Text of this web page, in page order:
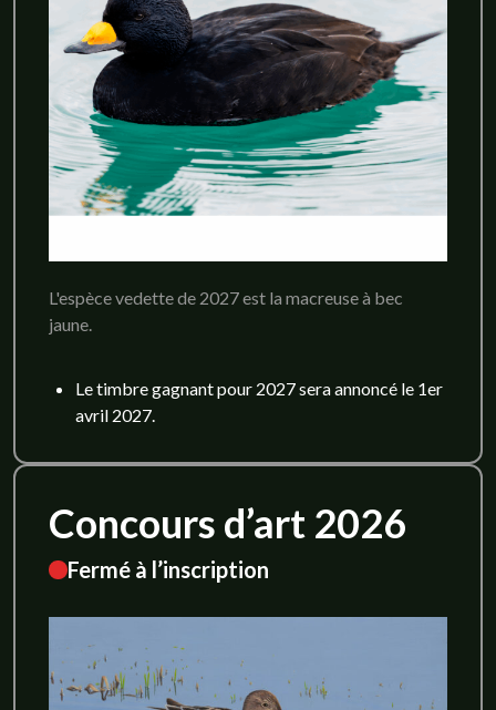
L'espèce vedette de 2027 est la macreuse à bec
jaune.
Le timbre gagnant pour 2027 sera annoncé le 1er
avril 2027.
Concours d’art 2026
Fermé à l’inscription